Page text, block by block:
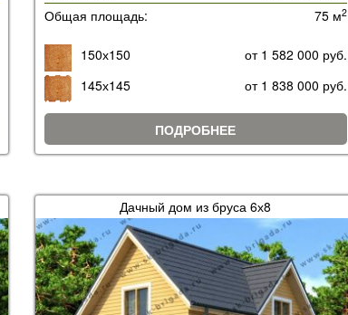
Общая площадь:
75 м2
150х150
от 1 582 000 руб.
145х145
от 1 838 000 руб.
ПОДРОБНЕЕ
Дачный дом из бруса 6х8